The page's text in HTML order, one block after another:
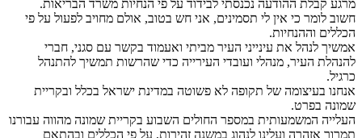
מרגע קבלת ההודעה נכנסתי לבידוד על פי הנחיות משרד הבריאות.
חשוב לומר כי אין לי תסמינים, אני חש בטוב, אולם מחויב לפעול על פי
הכללים וההנחיות.
אמשיך לנהל את עינייני העיר מביתי ואעמוד בקשר עם סגני, חברי
להנהלת העיר, מנהלי ועובדי העירייה כדי שהרשות תמשיך להתנהל
כרגיל.
אנחנו בעיצומה של תקופה לא פשוטה במדינת ישראל בכלל ובקריית
שמונה בפרט.
העלייה המשמעותית במספר החולים השבוע בקריית שמונה מהווה עבורנו
תמרור אזהרה ועלינו לנהוג במשנה זהירות, על פי הכללים ובהתאם